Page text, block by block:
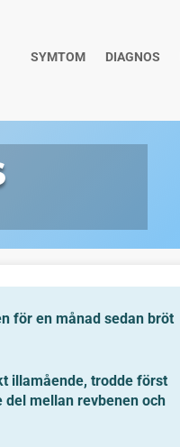
SYMTOM DIAGNOS
för en månad sedan bröt
illamående, trodde först
mellan revbenen och